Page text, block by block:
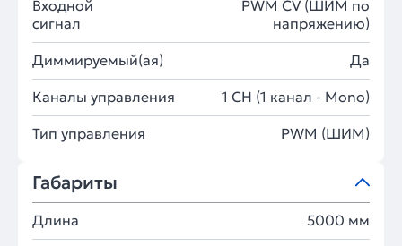
Входной
сигнал
PWM СV (ШИМ по
напряжению)
Диммируемый(ая) Да
Каналы управления 1 CH (1 канал - Mono)
Тип управления PWM (ШИМ)
Габариты
Длина 5000 мм